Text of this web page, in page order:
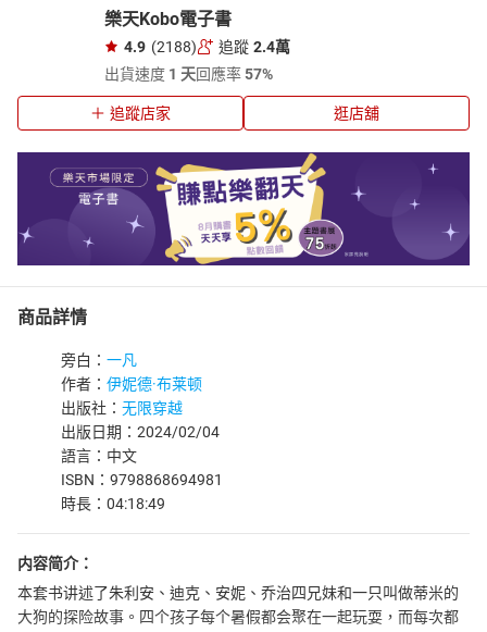
樂天Kobo電子書
4.9 (2188) 追蹤 2.4萬
出貨速度 1 天回應率57%
追蹤店家 逛店舖
商品詳情
旁白： 一凡
作者： 伊妮德·布莱顿
出版社： 无限穿越
出版日期：2024/02/04
語言：中文
ISBN：9798868694981
時長：04:18:49
内容简介：
本套书讲述了朱利安、迪克、安妮、乔治四兄妹和一只叫做蒂米的
大狗的探险故事。四个孩子每个暑假都会聚在一起玩耍，而每次都